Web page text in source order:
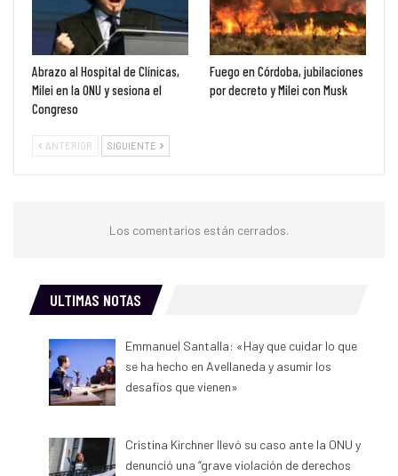
Abrazo al Hospital de Clínicas,
Milei en la ONU y sesiona el
Congreso
Fuego en Córdoba, jubilaciones
por decreto y Milei con Musk
ANTERIOR SIGUIENTE
Los comentarios están cerrados.
ULTIMAS NOTAS
Emmanuel Santalla: «Hay que cuidar lo que
se ha hecho en Avellaneda y asumir los
desafíos que vienen»
Cristina Kirchner llevó su caso ante la ONU y
denunció una “grave violación de derechos